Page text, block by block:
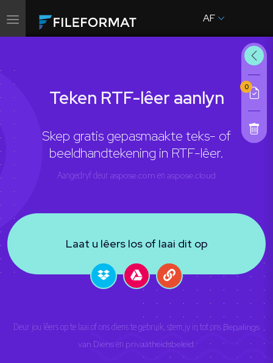
Wissel
navigasie
AF
0
Teken RTF-lêer aanlyn
Skep gratis gepasmaakte teks- of
beeldhandtekening in RTF-lêer.
Aangedryf deur aspose.com en aspose.cloud
Laat u lêers los of laai dit op
Deur jou lêers op te laai of ons diens te gebruik, stem jy in tot ons Bepalings
van Diensen privaatheidsbeleid